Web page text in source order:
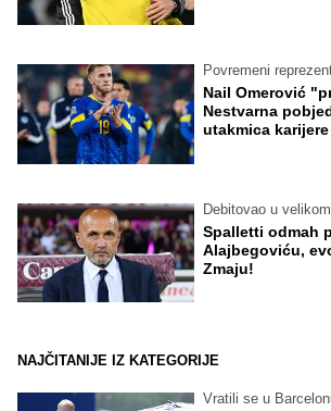
Povremeni
Nail Omerović
Nestvarna
utakmica
Debitovao u
Spalletti odmah
Alajbegoviću,
Zmaju!
NAJČITANIJE IZ KATEGORIJE
Vratili se u